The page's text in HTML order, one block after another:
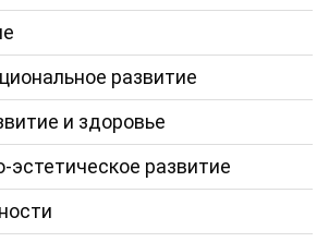
развитие
и здоровье
развитие